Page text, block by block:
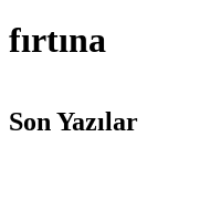
fırtına
Son Yazılar